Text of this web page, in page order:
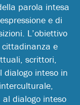
parola intesa
e di
L’obiettivo
e
scrittori,
dialogo inteso in
dialogo inteso